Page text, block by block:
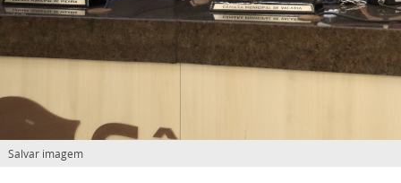
Salvar imagem